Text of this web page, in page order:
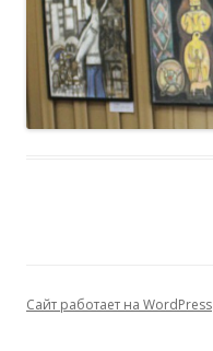
Сайт работает на WordPress